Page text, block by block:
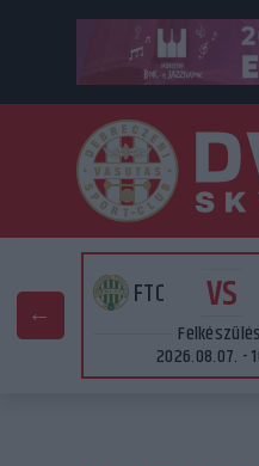
FTC VS
2026.08.07. -